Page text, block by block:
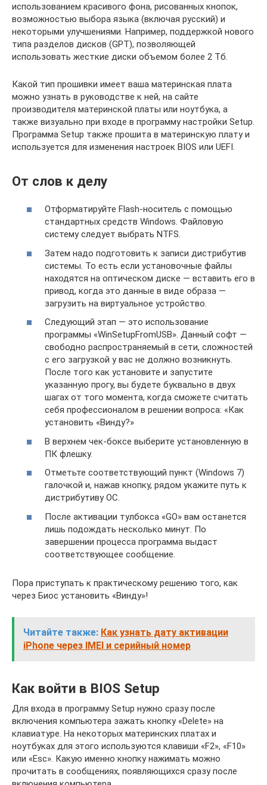
использованием красивого фона, рисованных кнопок,
возможностью выбора языка (включая русский) и
некоторыми улучшениями. Например, поддержкой нового
типа разделов дисков (GPT), позволяющей
использовать жесткие диски объемом более 2 Тб.
Какой тип прошивки имеет ваша материнская плата
можно узнать в руководстве к ней, на сайте
производителя материнской платы или ноутбука, а
также визуально при входе в программу настройки Setup.
Программа Setup также прошита в материнскую плату и
используется для изменения настроек BIOS или UEFI.
От слов к делу
Отформатируйте Flash-носитель с помощью
стандартных средств Windows. Файловую
систему следует выбрать NTFS.
Затем надо подготовить к записи дистрибутив
системы. То есть если установочные файлы
находятся на оптическом диске — вставить его в
привод, когда это данные в виде образа —
загрузить на виртуальное устройство.
Следующий этап — это использование
программы «WinSetupFromUSB». Данный софт —
свободно распространяемый в сети, сложностей
с его загрузкой у вас не должно возникнуть.
После того как установите и запустите
указанную прогу, вы будете буквально в двух
шагах от того момента, когда сможете считать
себя профессионалом в решении вопроса: «Как
установить «Винду?»
В верхнем чек-боксе выберите установленную в
ПК флешку.
Отметьте соответствующий пункт (Windows 7)
галочкой и, нажав кнопку, рядом укажите путь к
дистрибутиву ОС.
После активации тулбокса «GO» вам останется
лишь подождать несколько минут. По
завершении процесса программа выдаст
соответствующее сообщение.
Пора приступать к практическому решению того, как
через Биос установить «Винду»!
Читайте также: Как узнать дату активации
iPhone через IMEI и серийный номер
Как войти в BIOS Setup
Для входа в программу Setup нужно сразу после
включения компьютера зажать кнопку «Delete» на
клавиатуре. На некоторых материнских платах и
ноутбуках для этого используются клавиши «F2», «F10»
или «Esc». Какую именно кнопку нажимать можно
прочитать в сообщениях, появляющихся сразу после